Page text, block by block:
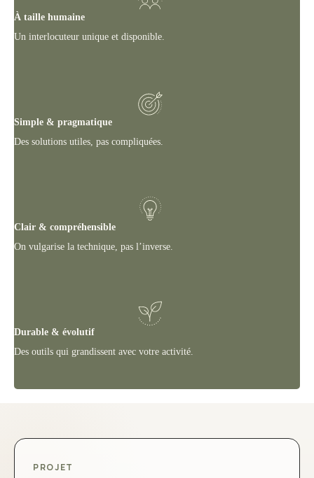
À taille humaine
Un interlocuteur unique et disponible.
Simple & pragmatique
Des solutions utiles, pas compliquées.
Clair & compréhensible
On vulgarise la technique, pas l’inverse.
Durable & évolutif
Des outils qui grandissent avec votre activité.
PROJET